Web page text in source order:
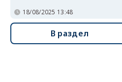
18/08/2025 13:48
В раздел